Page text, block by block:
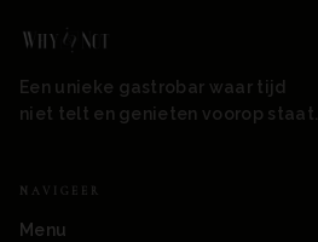
Een unieke gastrobar waar tijd
niet telt en genieten voorop staat.
NAVIGEER
Menu